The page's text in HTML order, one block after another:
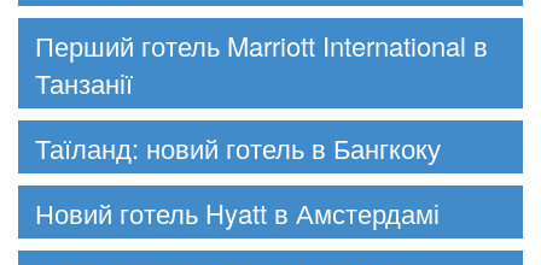
Перший готель Marriott International в
Танзанії
Таїланд: новий готель в Бангкоку
Новий готель Hyatt в Амстердамі